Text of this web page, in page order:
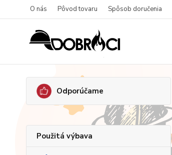
O nás Pôvod tovaru Spôsob doručenia
Odporúčame
Použitá výbava